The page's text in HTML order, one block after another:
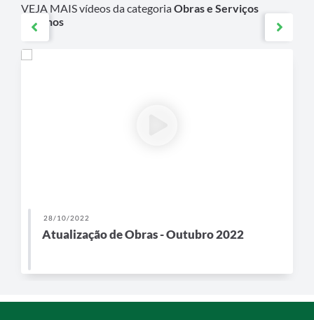
VEJA MAIS vídeos da categoriaObras e Serviços
Urbanos
28/10/2022
Atualização de Obras - Outubro 2022